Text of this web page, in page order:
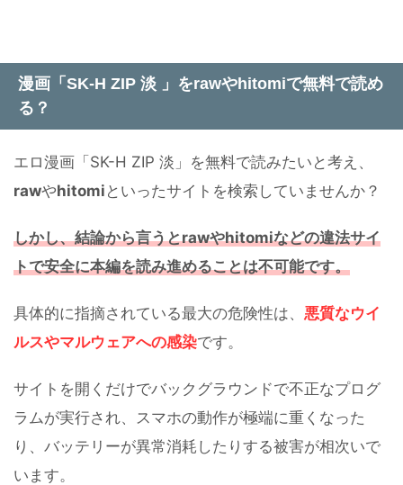
漫画「SK-H ZIP 淡 」をrawやhitomiで無料で読め
る？
エロ漫画「SK-H ZIP 淡」を無料で読みたいと考え、
rawやhitomi といったサイトを検索していませんか？
しかし、結論から言うとrawやhitomiなどの違法サイ
トで安全に本編を読み進めることは不可能です。
具体的に指摘されている最大の危険性は、 悪質なウイ
ルスやマルウェアへの感染です。
サイトを開くだけでバックグラウンドで不正なプログ
ラムが実行され、スマホの動作が極端に重くなった
り、バッテリーが異常消耗したりする被害が相次いで
います。